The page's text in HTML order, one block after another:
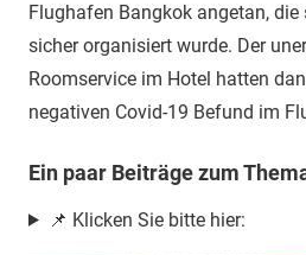
Flughafen Bangkok angetan,
sicher organisiert wurde. Der
Roomservice im Hotel hatten
negativen Covid-19 Befund im
Ein paar Beiträge zum
📌 Klicken Sie bitte hier: